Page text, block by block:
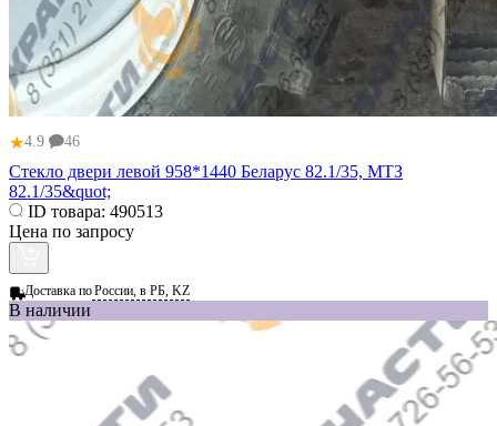
★4.9 46
Стекло двери левой 958*1440 Беларус 82.1/35, МТЗ
82.1/35&quot;
ID товара: 490513
Цена по запросу
Доставка поРоссии, в РБ, KZ
В наличии